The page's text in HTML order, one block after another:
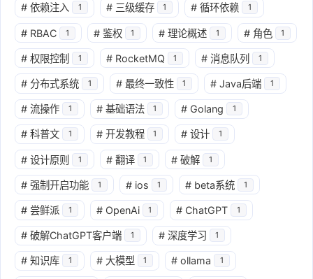
# 依赖注入 1 # 三级缓存 1 # 循环依赖 1
# RBAC 1 # 鉴权 1 # 理论概述 1 # 角色 1
# 权限控制 1 # RocketMQ 1 # 消息队列 1
# 分布式系统 1 # 最终一致性 1 # Java后端 1
# 流操作 1 # 基础语法 1 # Golang 1
# 科普文 1 # 开发教程 1 # 设计 1
# 设计原则 1 # 翻译 1 # 破解 1
# 强制开启功能 1 # ios 1 # beta系统 1
# 尝鲜派 1 # OpenAi 1 # ChatGPT 1
# 破解ChatGPT客户端 1 # 深度学习 1
# 知识库 1 # 大模型 1 # ollama 1